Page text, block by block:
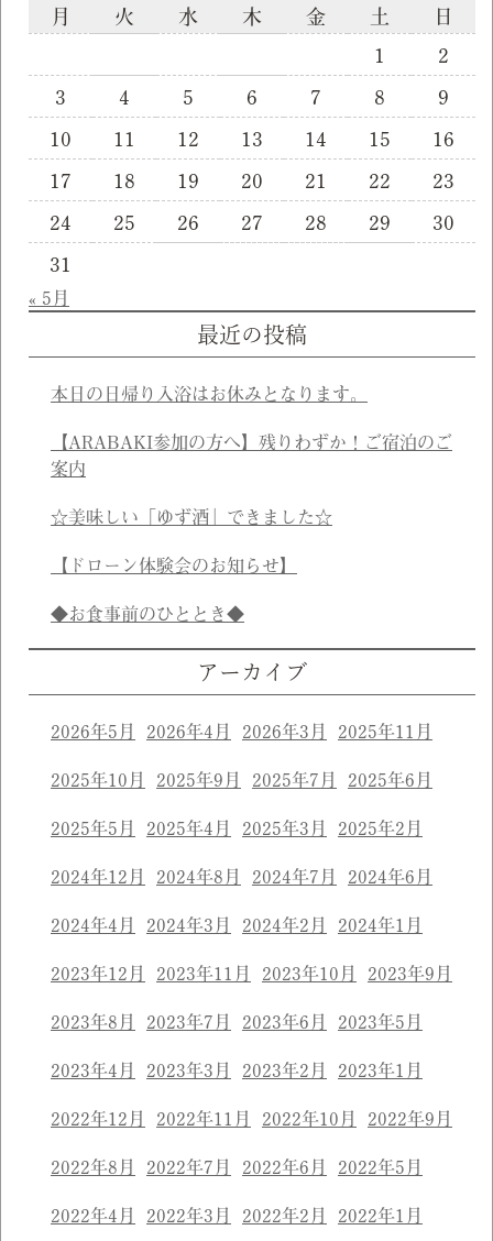
月
火 水 木 金 土
日
1
2
3
4 5 6 7 8
9
10
11 12 13 14 15
16
17
18 19 20 21 22
23
24
25 26 27 28 29
30
31
« 5月
最近の投稿
本日の日帰り入浴はお休みとなります。
【ARABAKI参加の方へ】残りわずか！ご宿泊のご
案内
☆美味しい「ゆず酒」できました☆
【ドローン体験会のお知らせ】
◆お食事前のひととき◆
アーカイブ
2026年5月 2026年4月 2026年3月 2025年11月
2025年10月 2025年9月 2025年7月 2025年6月
2025年5月 2025年4月 2025年3月 2025年2月
2024年12月 2024年8月 2024年7月 2024年6月
2024年4月 2024年3月 2024年2月 2024年1月
2023年12月 2023年11月 2023年10月 2023年9月
2023年8月 2023年7月 2023年6月 2023年5月
2023年4月 2023年3月 2023年2月 2023年1月
2022年12月 2022年11月 2022年10月 2022年9月
2022年8月 2022年7月 2022年6月 2022年5月
2022年4月 2022年3月 2022年2月 2022年1月